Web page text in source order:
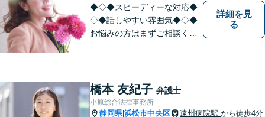
◆◇◆スピーディーな対応◆
◇◆話しやすい雰囲気◆◇◆
お悩みの方はまずご相談くだ
詳細を見
る
橋本 友紀子 弁護士
小原総合法律事務所
静岡県|浜松市中央区 遠州病院駅 から徒歩4分